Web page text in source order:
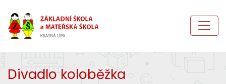
Divadlo koloběžka